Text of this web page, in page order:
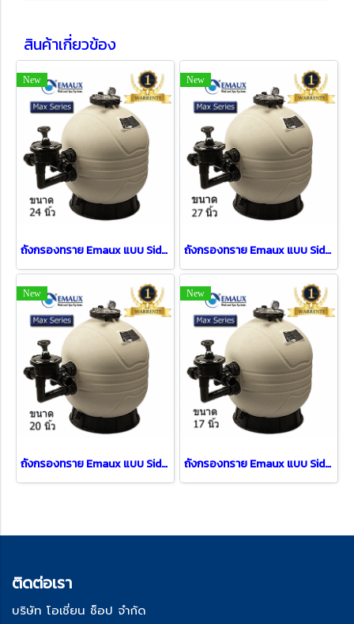
สินค้าเกี่ยวข้อง
New
ถังกรองทราย Emaux แบบ Side mount รุ่น FT-MFS24 (24")
New
ถังกรองทราย Emaux แบบ Side mount รุ่น FT-MFS27 (27")
New
ถังกรองทราย Emaux แบบ Side mount รุ่น FT-MFS20 (20")
New
ถังกรองทราย Emaux แบบ Side mount รุ่น FT-MFS17 (17")
ติดต่อเรา
บริษัท โอเชี่ยน ช็อป จำกัด